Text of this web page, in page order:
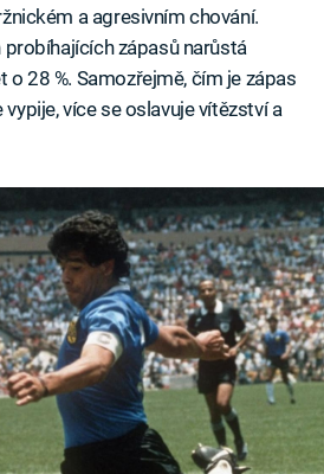
a agresivním chování.
zápasů narůstá
28 %. Samozřejmě, čím je zápas
více se oslavuje vítězství a